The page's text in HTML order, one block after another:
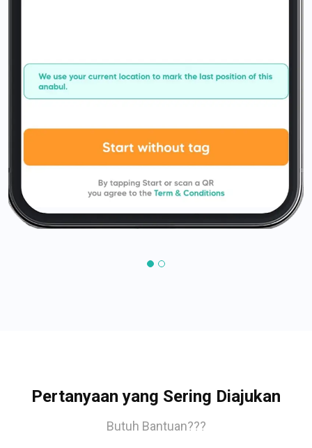
Pertanyaan yang Sering Diajukan
Butuh Bantuan???